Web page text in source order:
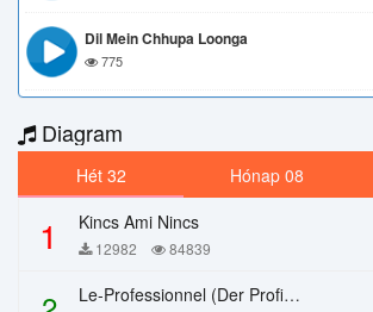
Dil Mein Chhupa Loonga
775
Diagram
Hét 32 Hónap 08
1 Kincs Ami Nincs
12982 84839
Le-Professionnel (Der Profi) – Chi Mai